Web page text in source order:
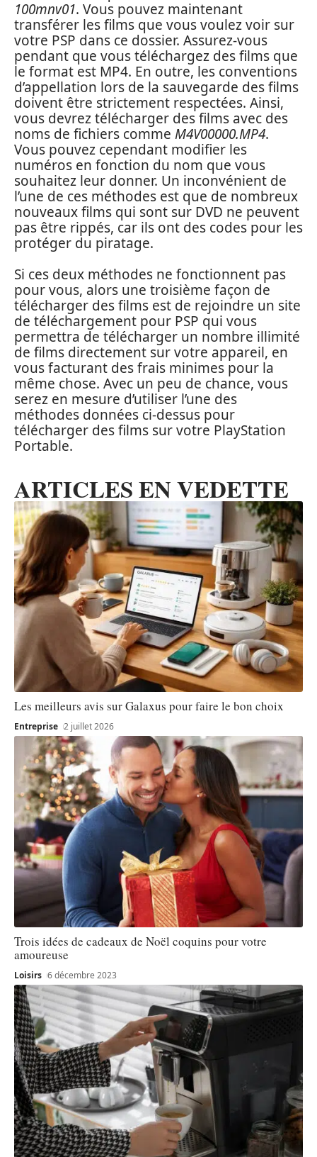
100mnv01. Vous pouvez maintenant
transférer les films que vous voulez voir sur
votre PSP dans ce dossier. Assurez-vous
pendant que vous téléchargez des films que
le format est MP4. En outre, les conventions
d’appellation lors de la sauvegarde des films
doivent être strictement respectées. Ainsi,
vous devrez télécharger des films avec des
noms de fichiers comme M4V00000.MP4.
Vous pouvez cependant modifier les
numéros en fonction du nom que vous
souhaitez leur donner. Un inconvénient de
l’une de ces méthodes est que de nombreux
nouveaux films qui sont sur DVD ne peuvent
pas être rippés, car ils ont des codes pour les
protéger du piratage.
Si ces deux méthodes ne fonctionnent pas
pour vous, alors une troisième façon de
télécharger des films est de rejoindre un site
de téléchargement pour PSP qui vous
permettra de télécharger un nombre illimité
de films directement sur votre appareil, en
vous facturant des frais minimes pour la
même chose. Avec un peu de chance, vous
serez en mesure d’utiliser l’une des
méthodes données ci-dessus pour
télécharger des films sur votre PlayStation
Portable.
ARTICLES EN VEDETTE
Les meilleurs avis sur Galaxus pour faire le bon choix
Entreprise 2 juillet 2026
Trois idées de cadeaux de Noël coquins pour votre
amoureuse
Loisirs 6 décembre 2023